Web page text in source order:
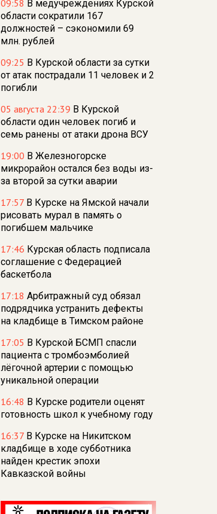
09:58 В медучреждениях Курской
области сократили 167
должностей – сэкономили 69
млн. рублей
09:25 В Курской области за сутки
от атак пострадали 11 человек и 2
погибли
05 августа 22:39 В Курской
области один человек погиб и
семь ранены от атаки дрона ВСУ
19:00 В Железногорске
микрорайон остался без воды из-
за второй за сутки аварии
17:57 В Курске на Ямской начали
рисовать мурал в память о
погибшем мальчике
17:46 Курская область подписала
соглашение с Федерацией
баскетбола
17:18 Арбитражный суд обязал
подрядчика устранить дефекты
на кладбище в Тимском районе
17:05 В Курской БСМП спасли
пациента с тромбоэмболией
лёгочной артерии с помощью
уникальной операции
16:48 В Курске родители оценят
готовность школ к учебному году
16:37 В Курске на Никитском
кладбище в ходе субботника
найден крестик эпохи
Кавказской войны
лета посетили 22 тысячи